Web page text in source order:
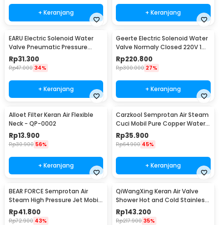
+ Keranjang + Keranjang
EARU Electric Solenoid Water
Valve Pneumatic Pressure
220V - FCD-180B
Rp31.300
Rp47.000 34%
+ Keranjang
Geerte Electric Solenoid Water
Valve Normaly Closed 220V 1
Inch DN25 - 2W-250-25
Rp220.800
Rp300.000 27%
+ Keranjang
Alloet Filter Keran Air Flexible
Neck - QP-0002
Rp13.900
Rp30.900 56%
+ Keranjang
Carzkool Semprotan Air Steam
Cuci Mobil Pure Copper Water
Gun - CZ207
Rp35.900
Rp64.900 45%
+ Keranjang
BEAR FORCE Semprotan Air
Steam High Pressure Jet Mobil
Water Gun - WR345
Rp41.800
Rp72.900 43%
QiWangXing Keran Air Valve
Shower Hot and Cold Stainless
Steel - A-770
Rp143.200
Rp217.900 35%